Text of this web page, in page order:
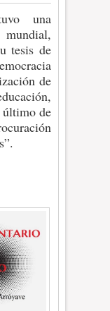
una
tesis de
de
último de